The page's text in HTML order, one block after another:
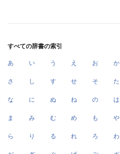
すべての辞書の索引
あ い う え お か
さ し す せ そ た
な に ぬ ね の は
ま み む め も や
ら り る れ ろ わ